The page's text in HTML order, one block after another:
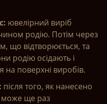
ювелірний виріб
родію. Потім через
що відтворюється, та
родію осідають і
на поверхні виробів.
після того, як нанесено
може ще раз